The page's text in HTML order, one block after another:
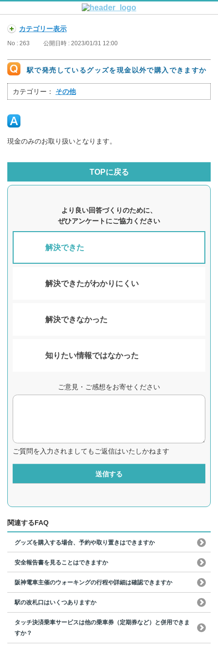
カテゴリー表示
No : 263 公開日時 : 2023/01/31 12:00
駅で発売しているグッズを現金以外で購入できますか
カテゴリー： その他
現金のみのお取り扱いとなります。
TOPに戻る
より良い回答づくりのために、
ぜひアンケートにご協力ください
解決できた
解決できたがわかりにくい
解決できなかった
知りたい情報ではなかった
ご意見・ご感想をお寄せください
ご質問を入力されましてもご返信はいたしかねます
送信する
関連するFAQ
グッズを購入する場合、予約や取り置きはできますか
安全報告書を見ることはできますか
阪神電車主催のウォーキングの行程や詳細は確認できますか
駅の改札口はいくつありますか
タッチ決済乗車サービスは他の乗車券（定期券など）と併用できま
すか？